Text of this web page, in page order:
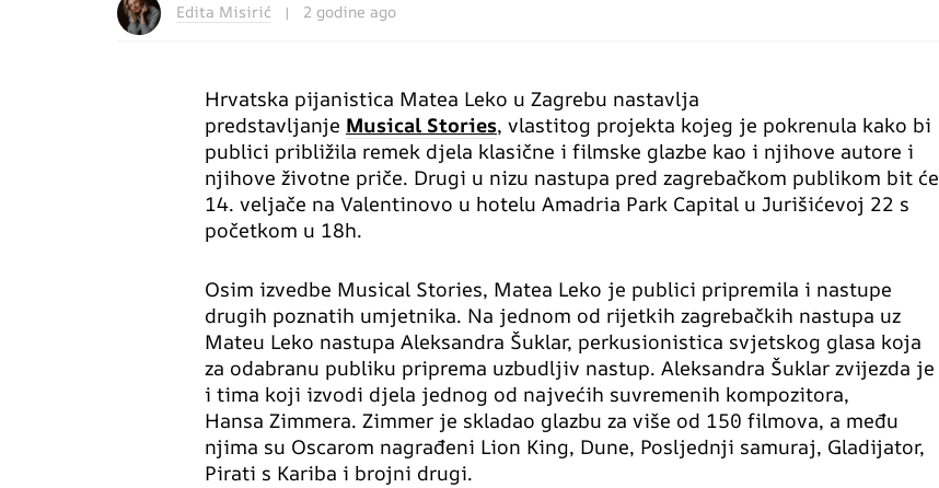
Edita Misirić 2 godine ago
Hrvatska pijanistica Matea Leko u Zagrebu nastavlja
predstavljanje Musical Stories, vlastitog projekta kojeg je pokrenula kako bi
publici približila remek djela klasične i filmske glazbe kao i njihove autore i
njihove životne priče. Drugi u nizu nastupa pred zagrebačkom publikom bit će
14. veljače na Valentinovo u hotelu Amadria Park Capital u Jurišićevoj 22 s
početkom u 18h.
Osim izvedbe Musical Stories, Matea Leko je publici pripremila i nastupe
drugih poznatih umjetnika. Na jednom od rijetkih zagrebačkih nastupa uz
Mateu Leko nastupa Aleksandra Šuklar, perkusionistica svjetskog glasa koja
za odabranu publiku priprema uzbudljiv nastup. Aleksandra Šuklar zvijezda je
i tima koji izvodi djela jednog od najvećih suvremenih kompozitora,
Hansa Zimmera. Zimmer je skladao glazbu za više od 150 filmova, a među
njima su Oscarom nagrađeni Lion King, Dune, Posljednji samuraj, Gladijator,
Pirati s Kariba i brojni drugi.